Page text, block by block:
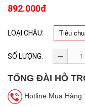
892.000đ
LOẠI CHẬU: Tiêu
SỐ LƯỢNG:
TỔNG ĐÀI HỖ
Hotline Mua Hàng